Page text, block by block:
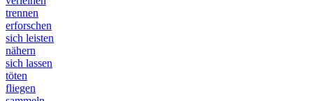
trennen
erforschen
sich leisten
nähern
sich lassen
töten
fliegen